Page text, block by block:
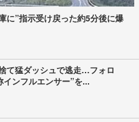
に”指示受け戻った約5分後に爆
て猛ダッシュで逃走…フォロ
インフルエンサー”を...